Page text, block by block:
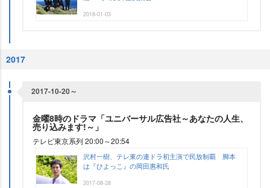
2018-01-03
2017
2017-10-20～
金曜8時のドラマ「ユニバーサル広告社～あなたの人生、
売り込みます!～」
テレビ東京系列 20:00～20:54
沢村一樹、テレ東の連ドラ初主演で民放制覇 脚本
は『ひよっこ』の岡田惠和氏
2017-08-28